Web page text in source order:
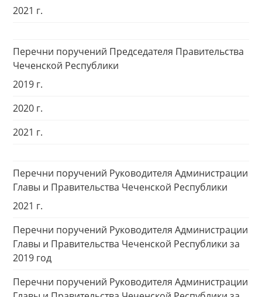
2021 г.
Перечни поручений Председателя Правительства
Чеченской Республики
2019 г.
2020 г.
2021 г.
Перечни поручений Руководителя Администрации
Главы и Правительства Чеченской Республики
2021 г.
Перечни поручений Руководителя Администрации
Главы и Правительства Чеченской Республики за
2019 год
Перечни поручений Руководителя Администрации